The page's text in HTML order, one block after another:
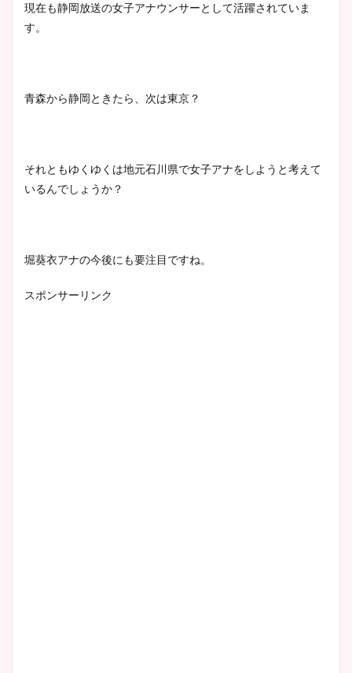
現在も静岡放送の女子アナウンサーとして活躍されていま
す。
青森から静岡ときたら、次は東京？
それともゆくゆくは地元石川県で女子アナをしようと考えて
いるんでしょうか？
堀葵衣アナの今後にも要注目ですね。
スポンサーリンク